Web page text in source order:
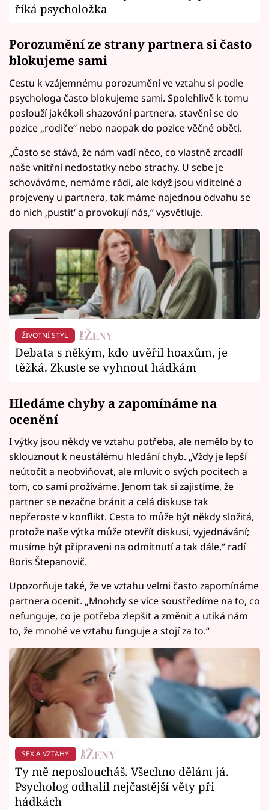
říká psycholožka
Porozumění ze strany partnera si často
blokujeme sami
Cestu k vzájemnému porozumění ve vztahu si podle
psychologa často blokujeme sami. Spolehlivě k tomu
poslouží jakékoli shazování partnera, stavění se do
pozice „rodiče“ nebo naopak do pozice věčné oběti.
„Často se stává, že nám vadí něco, co vlastně zrcadlí
naše vnitřní nedostatky nebo strachy. U sebe je
schováváme, nemáme rádi, ale když jsou viditelné a
projeveny u partnera, tak máme najednou odvahu se
do nich ‚pustit‘ a provokují nás,“ vysvětluje.
ŽIVOTNÍ STYL
Debata s někým, kdo uvěřil hoaxům, je
těžká. Zkuste se vyhnout hádkám
Hledáme chyby a zapomínáme na
ocenění
I výtky jsou někdy ve vztahu potřeba, ale nemělo by to
sklouznout k neustálému hledání chyb. „Vždy je lepší
neútočit a neobviňovat, ale mluvit o svých pocitech a
tom, co sami prožíváme. Jenom tak si zajistíme, že
partner se nezačne bránit a celá diskuse tak
nepřeroste v konflikt. Cesta to může být někdy složitá,
protože naše výtka může otevřít diskusi, vyjednávání;
musíme být připraveni na odmítnutí a tak dále,“ radí
Boris Štepanovič.
Upozorňuje také, že ve vztahu velmi často zapomínáme
partnera ocenit. „Mnohdy se více soustředíme na to, co
nefunguje, co je potřeba zlepšit a změnit a utíká nám
to, že mnohé ve vztahu funguje a stojí za to.“
SEX A VZTAHY
Ty mě neposloucháš. Všechno dělám já.
Psycholog odhalil nejčastější věty při
hádkách